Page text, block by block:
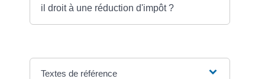
il droit à une réduction d'impôt ?
Textes de référence